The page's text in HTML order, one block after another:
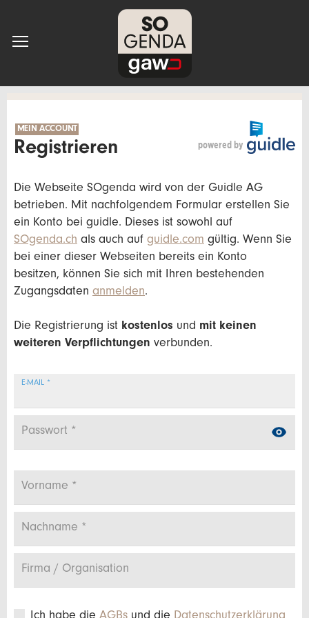
MEIN ACCOUNT
Registrieren powered by
Die Webseite SOgenda wird von der Guidle AG
betrieben. Mit nachfolgendem Formular erstellen Sie
ein Konto bei guidle. Dieses ist sowohl auf
SOgenda.ch als auch auf guidle.com gültig. Wenn Sie
bei einer dieser Webseiten bereits ein Konto
besitzen, können Sie sich mit Ihren bestehenden
Zugangsdaten anmelden.
Die Registrierung ist kostenlos und mit keinen
weiteren Verpflichtungen verbunden.
E-E-MAIL *
Passwort *
Name
Vorname *
Nachname *
Firma / Organisation